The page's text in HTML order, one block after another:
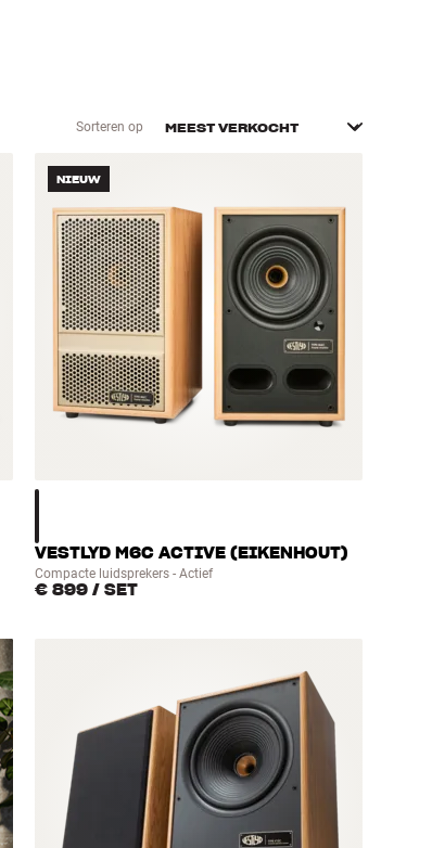
Sorteren op
NIEUW
VESTLYD M6C ACTIVE (EIKENHOUT)
Compacte luidsprekers - Actief
€ 899 / SET